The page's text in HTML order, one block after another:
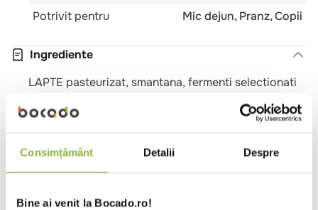
Consimțământ Detalii Despre
Bine ai venit la Bocado.ro!
Potrivit pentru
Mic dejun Pranz Copii
Ingrediente
LAPTE pasteurizat, smantana, fermenti selectionati
LAPTE